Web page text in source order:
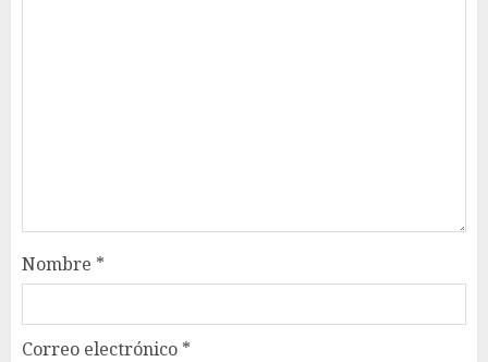
Nombre *
Correo electrónico *